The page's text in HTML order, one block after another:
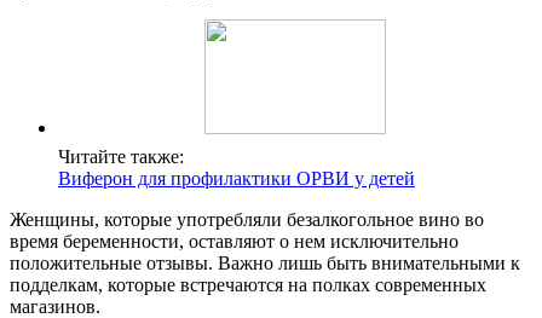
Читайте также:
Виферон для профилактики ОРВИ у детей
Женщины, которые употребляли безалкогольное вино во
время беременности, оставляют о нем исключительно
положительные отзывы. Важно лишь быть внимательными к
подделкам, которые встречаются на полках современных
магазинов.